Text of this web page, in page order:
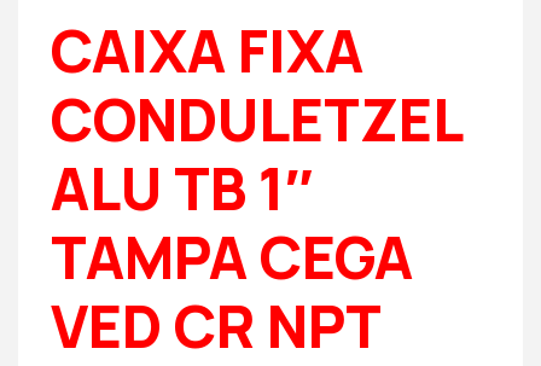
CAIXA FIXA
CONDULETZEL
ALU TB 1″
TAMPA CEGA
VED CR NPT